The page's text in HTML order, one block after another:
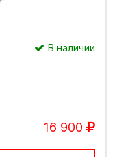
В наличии
16 900